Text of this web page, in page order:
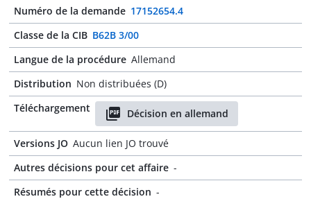
Numéro de la demande 17152654.4
Classe de la CIB B62B 3/00
Langue de la procédure Allemand
Distribution Non distribuées (D)
Téléchargement
Décision en allemand
Versions JO Aucun lien JO trouvé
Autres décisions pour cet affaire -
Résumés pour cette décision -